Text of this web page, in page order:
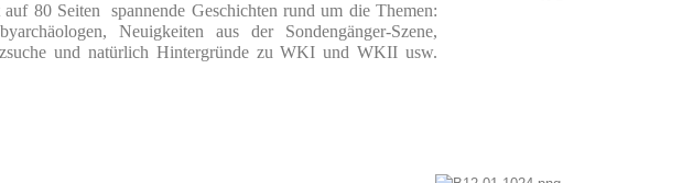
80 Seiten spannende Geschichten rund um die Themen:
Neuigkeiten aus der Sondengänger-Szene,
und natürlich Hintergründe zu WKI und WKII usw.